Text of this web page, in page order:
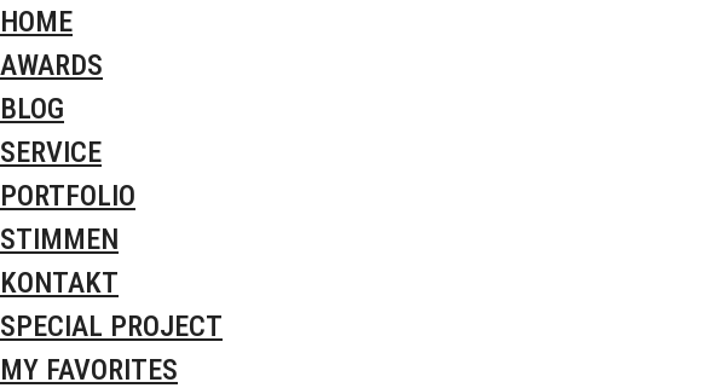
HOME
AWARDS
BLOG
SERVICE
PORTFOLIO
STIMMEN
KONTAKT
SPECIAL PROJECT
MY FAVORITES